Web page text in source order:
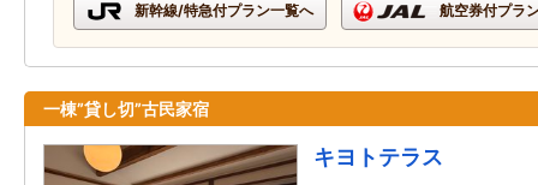
新幹線/特急付プラン一覧へ 航空券付プラ
一棟”貸し切”古民家宿
キヨトテラス